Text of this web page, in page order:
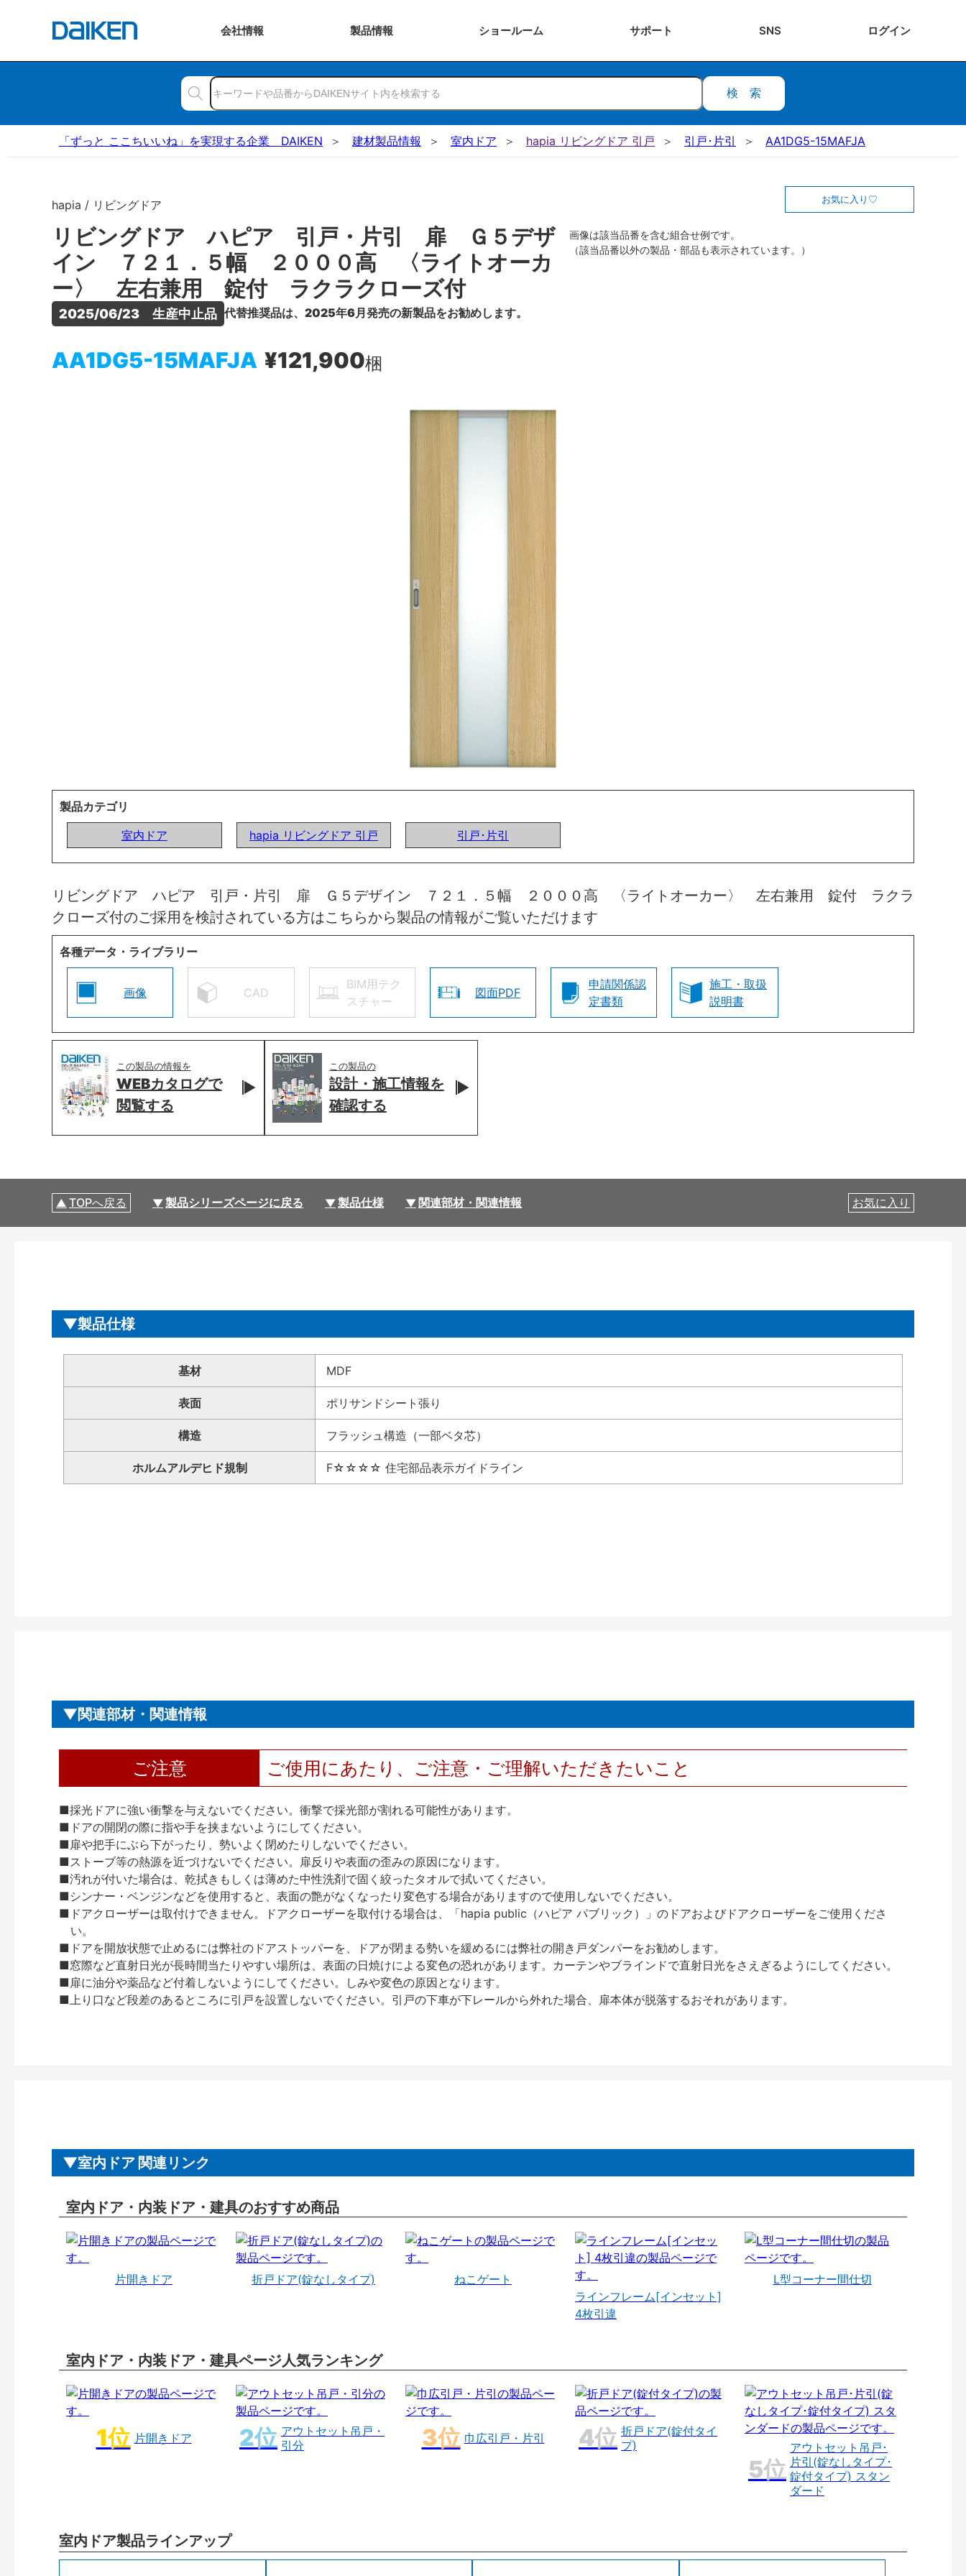
会社情報 製品情報 ショールーム サポート SNS ログイン
検索
「ずっと ここちいいね」を実現する企業 DAIKEN 建材製品情報 室内ドア hapia リビングドア 引戸 引戸･片引 AA1DG5-15MAFJA
hapia / リビングドア
リビングドア ハピア 引戸・片引 扉 Ｇ５デザ
イン ７２１．５幅 ２０００高 〈ライトオーカ
ー〉 左右兼用 錠付 ラクラクローズ付
2025/06/23　生産中止品 代替推奨品は、2025年6月発売の新製品をお勧めします。
AA1DG5-15MAFJA ¥121,900梱
お気に入り
画像は該当品番を含む組合せ例です。
（該当品番以外の製品・部品も表示されています。）
製品カテゴリ
室内ドア
hapia リビングドア 引戸 引戸･片引
リビングドア ハピア 引戸・片引 扉 Ｇ５デザイン ７２１．５幅 ２０００高 〈ライトオーカー〉 左右兼用 錠付 ラクラ
クローズ付のご採用を検討されている方はこちらから製品の情報がご覧いただけます
各種データ・ライブラリー
画像 CAD
BIM用テク
スチャー
図面PDF
申請関係認
定書類
施工・取扱
説明書
この製品の情報を
WEBカタログで
閲覧する
この製品の
設計・施工情報を
確認する
TOPへ戻る 製品シリーズページに戻る 製品仕様 関連部材・関連情報 お気に入り
製品仕様
基材 MDF
表面 ポリサンドシート張り
構造 フラッシュ構造（一部ベタ芯）
ホルムアルデヒド規制 F☆☆☆☆ 住宅部品表示ガイドライン
関連部材・関連情報
ご注意 ご使用にあたり、ご注意・ご理解いただきたいこと
■採光ドアに強い衝撃を与えないでください。衝撃で採光部が割れる可能性があります。
■ドアの開閉の際に指や手を挟まないようにしてください。
■扉や把手にぶら下がったり、勢いよく閉めたりしないでください。
■ストーブ等の熱源を近づけないでください。扉反りや表面の歪みの原因になります。
■汚れが付いた場合は、乾拭きもしくは薄めた中性洗剤で固く絞ったタオルで拭いてください。
■シンナー・ベンジンなどを使用すると、表面の艶がなくなったり変色する場合がありますので使用しないでください。
■ドアクローザーは取付けできません。ドアクローザーを取付ける場合は、「hapia public（ハピア パブリック）」のドアおよびドアクローザーをご使用くださ
い。
■ドアを開放状態で止めるには弊社のドアストッパーを、ドアが閉まる勢いを緩めるには弊社の開き戸ダンパーをお勧めします。
■窓際など直射日光が長時間当たりやすい場所は、表面の日焼けによる変色の恐れがあります。カーテンやブラインドで直射日光をさえぎるようにしてください。
■扉に油分や薬品など付着しないようにしてください。しみや変色の原因となります。
■上り口など段差のあるところに引戸を設置しないでください。引戸の下車が下レールから外れた場合、扉本体が脱落するおそれがあります。
室内ドア 関連リンク
室内ドア・内装ドア・建具のおすすめ商品
片開きドア 折戸ドア(錠なしタイプ)
ねこゲート
ラインフレーム[インセット]
4枚引違
L型コーナー間仕切
室内ドア・内装ドア・建具ページ人気ランキング
片開きドア
アウトセット吊戸・
引分
巾広引戸・片引
折戸ドア(錠付タイ
プ)
アウトセット吊戸･
片引(錠なしタイプ･
錠付タイプ) スタン
ダード
室内ドア製品ラインアップ